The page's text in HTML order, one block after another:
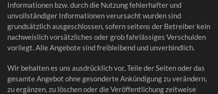
Informationen bzw. durch die Nutzung fehlerhafter und
unvollständiger Informationen verursacht wurden sind
grundsätzlich ausgeschlossen, sofern seitens der Betreiber kein
nachweislich vorsätzliches oder grob fahrlässiges Verschulden
vorliegt. Alle Angebote sind freibleibend und unverbindlich.
Wir behalten es uns ausdrücklich vor, Teile der Seiten oder das
gesamte Angebot ohne gesonderte Ankündigung zu verändern,
zu ergänzen, zu löschen oder die Veröffentlichung zeitweise